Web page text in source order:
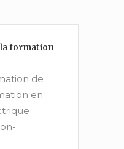
formation
de
en